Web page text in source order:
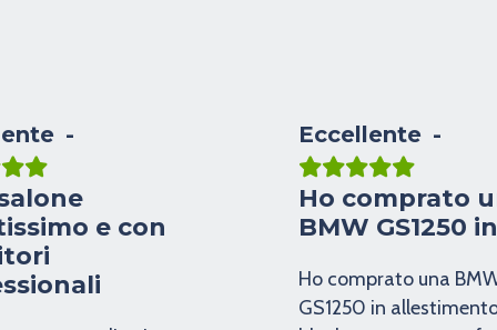
e con
Ho comprato
BMW GS1250
Ho comprato una
GS1250 in
Eccellente